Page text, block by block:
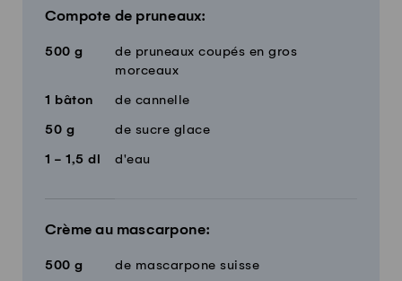
Compote de pruneaux:
500 g
de pruneaux coupés en gros
morceaux
1 bâton de cannelle
50 g de sucre glace
1 - 1,5 dl d'eau
Crème au mascarpone:
500 g de mascarpone suisse